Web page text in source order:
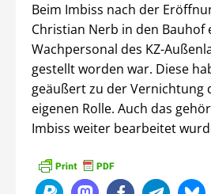
Beim Imbiss nach der
Christian Nerb in den Bauhof
Wachpersonal des KZ-
gestellt worden war. Diese
geäußert zu der Vernichtung
eigenen Rolle. Auch das
Imbiss weiter bearbeitet